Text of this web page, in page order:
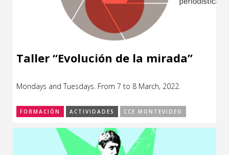
Taller “Evolución de la mirada”
Mondays and Tuesdays. From 7 to 8 March, 2022.
FORMACIÓN ACTIVIDADES CCE MONTEVIDEO